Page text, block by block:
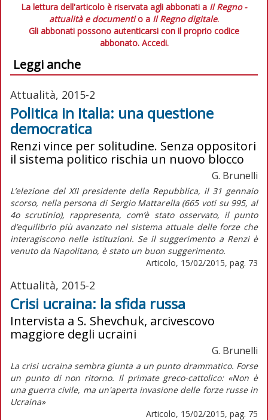
La lettura dell'articolo è riservata agli abbonati a Il Regno -
attualità e documentio a Il Regno digitale.
Gli abbonati possono autenticarsi con il proprio codice
abbonato. Accedi.
Leggi anche
Attualità, 2015-2
Politica in Italia: una questione
democratica
Renzi vince per solitudine. Senza oppositori
il sistema politico rischia un nuovo blocco
G. Brunelli
L’elezione del XII presidente della Repubblica, il 31 gennaio
scorso, nella persona di Sergio Mattarella (665 voti su 995, al
4o scrutinio), rappresenta, com’è stato osservato, il punto
d’equilibrio più avanzato nel sistema attuale delle forze che
interagiscono nelle istituzioni. Se il suggerimento a Renzi è
venuto da Napolitano, è stato un buon suggerimento.
Articolo, 15/02/2015, pag. 73
Attualità, 2015-2
Crisi ucraina: la sfida russa
Intervista a S. Shevchuk, arcivescovo
maggiore degli ucraini
G. Brunelli
La crisi ucraina sembra giunta a un punto drammatico. Forse
un punto di non ritorno. Il primate greco-cattolico: «Non è
una guerra civile, ma un'aperta invasione delle forze russe in
Ucraina»
Articolo, 15/02/2015, pag. 75